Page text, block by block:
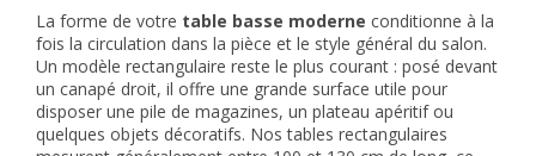
La forme de votre table basse moderne conditionne à la
fois la circulation dans la pièce et le style général du salon.
Un modèle rectangulaire reste le plus courant : posé devant
un canapé droit, il offre une grande surface utile pour
disposer une pile de magazines, un plateau apéritif ou
quelques objets décoratifs. Nos tables rectangulaires